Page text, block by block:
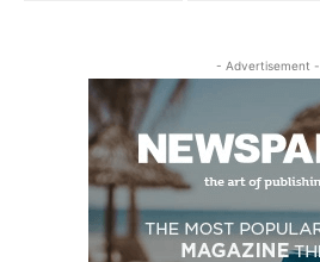
- Advertisement -